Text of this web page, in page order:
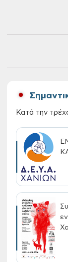
Κατά την